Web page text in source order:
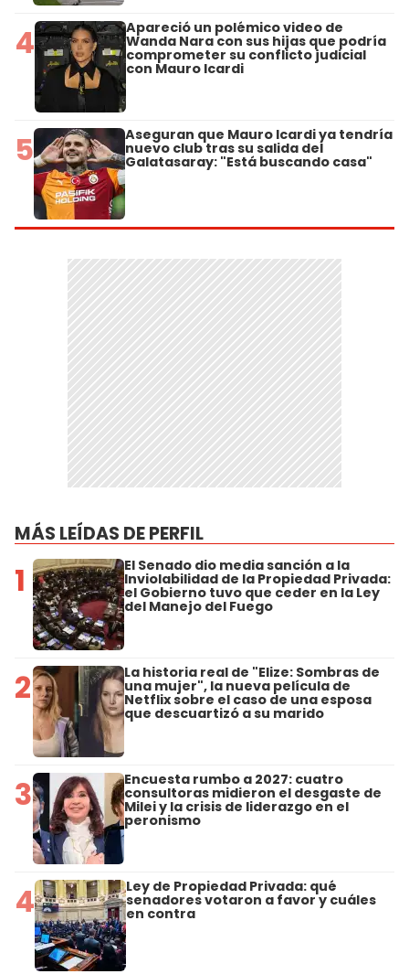
4 Apareció un polémico video de
Wanda Nara con sus hijas que podría
comprometer su conflicto judicial
con Mauro Icardi
5 Aseguran que Mauro Icardi ya tendría
nuevo club tras su salida del
Galatasaray: "Está buscando casa"
MÁS LEÍDAS DE PERFIL
1 El Senado dio media sanción a la
Inviolabilidad de la Propiedad Privada:
el Gobierno tuvo que ceder en la Ley
del Manejo del Fuego
2 La historia real de "Elize: Sombras de
una mujer", la nueva película de
Netflix sobre el caso de una esposa
que descuartizó a su marido
3 Encuesta rumbo a 2027: cuatro
consultoras midieron el desgaste de
Milei y la crisis de liderazgo en el
peronismo
4 Ley de Propiedad Privada: qué
senadores votaron a favor y cuáles
en contra